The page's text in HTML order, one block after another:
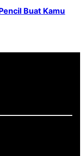
Buat Kamu